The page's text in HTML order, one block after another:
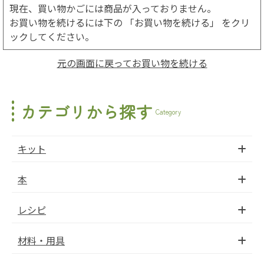
現在、買い物かごには商品が入っておりません。
お買い物を続けるには下の 「お買い物を続ける」 をクリ
ックしてください。
元の画面に戻ってお買い物を続ける
カテゴリから探す Category
キット
本
レシピ
材料・用具